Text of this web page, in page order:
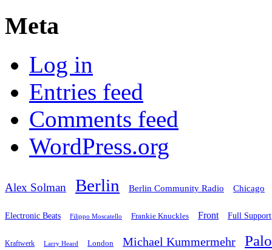
Meta
Log in
Entries feed
Comments feed
WordPress.org
Alex Solman Berlin Berlin Community Radio Chicago
Electronic Beats Filippo Moscatello Frankie Knuckles Front Full Support
Kraftwerk Larry Heard London Michael Kummermehr